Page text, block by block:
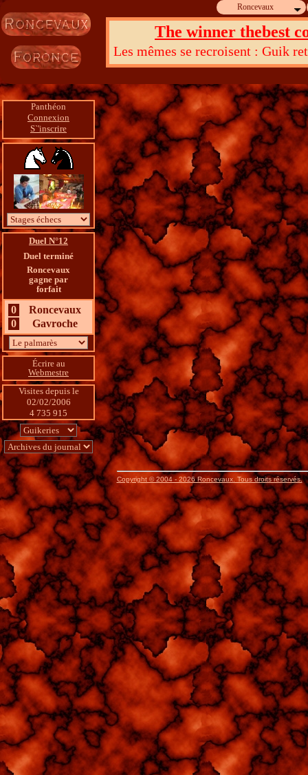
Roncevaux
The winner thebest
Les mêmes se recroisent : Guik
Panthéon
Connexion
S`'inscrire
Duel N°12
Duel terminé
Roncevaux
gagne par
forfait
0
Roncevaux
0
Gavroche
Écrire au
Webmestre
Visites depuis le
02/02/2006
4 735 915
Copyright © 2004 - 2026 Roncevaux. Tous droits réservés.